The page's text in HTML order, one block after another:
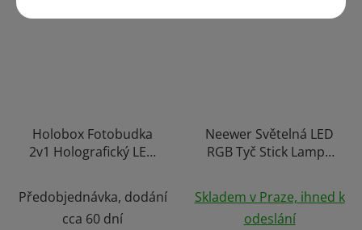
Holobox Fotobudka
2v1 Holografický LED
Fotokoutek Výběr
Velikosti
Předobjednávka, dodání
cca 60 dní
Neewer Světelná LED
RGB Tyč Stick Lampa
Skladem v Praze, ihned k
odeslání